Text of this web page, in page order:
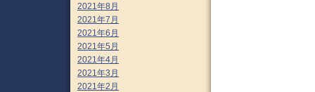
2021年8月
2021年7月
2021年6月
2021年5月
2021年4月
2021年3月
2021年2月